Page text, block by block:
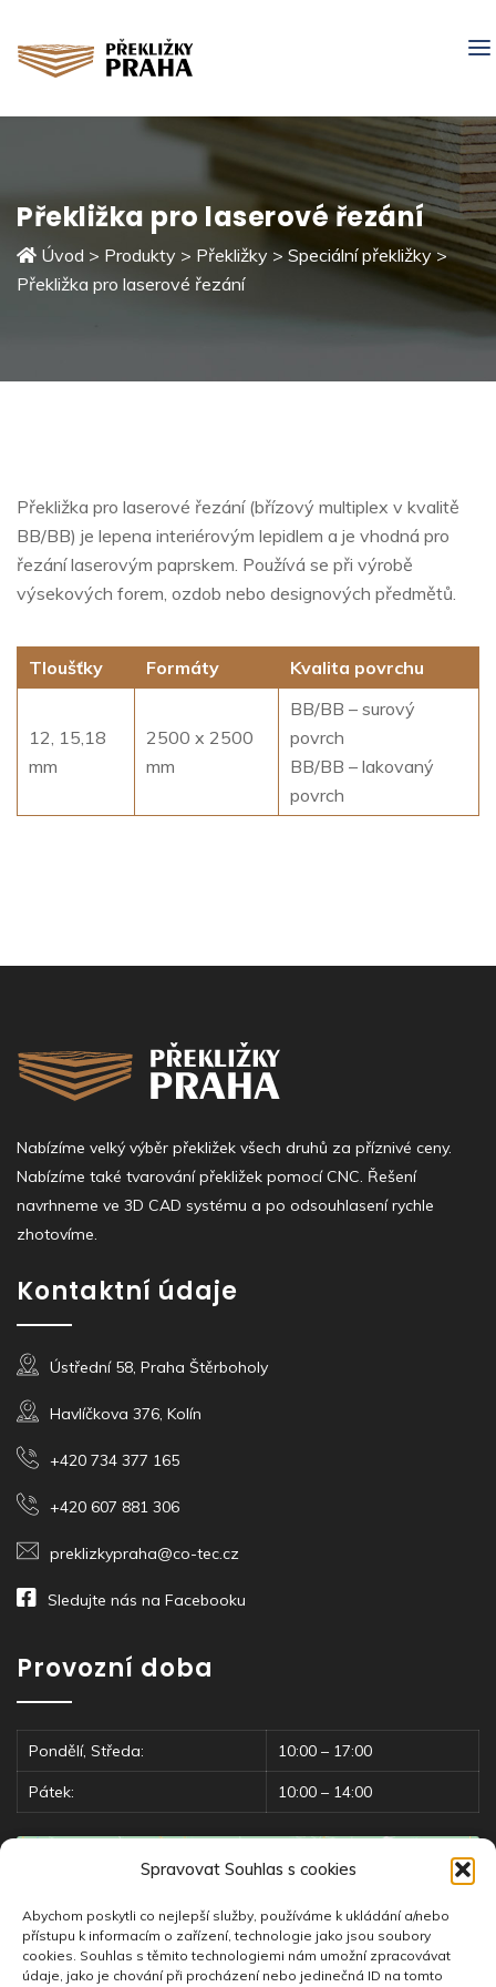
Spravovat Souhlas s cookies
Abychom poskytli co nejlepší služby, používáme k ukládání a/nebo
přístupu k informacím o zařízení, technologie jako jsou soubory
cookies. Souhlas s těmito technologiemi nám umožní zpracovávat
údaje, jako je chování při procházení nebo jedinečná ID na tomto
Překližka pro laserové řezání
Úvod > Produkty > Překližky > Speciální překližky>
Překližka pro laserové řezání
Překližka pro laserové řezání (břízový multiplex v kvalitě
BB/BB) je lepena interiérovým lepidlem a je vhodná pro
řezání laserovým paprskem. Používá se při výrobě
výsekových forem, ozdob nebo designových předmětů.
Tloušťky Formáty Kvalita povrchu
12, 15,18
mm
2500 x 2500
mm
BB/BB – surový
povrch
BB/BB – lakovaný
povrch
Nabízíme velký výběr překližek všech druhů za příznivé ceny.
Nabízíme také tvarování překližek pomocí CNC. Řešení
navrhneme ve 3D CAD systému a po odsouhlasení rychle
zhotovíme.
Kontaktní údaje
Ústřední 58, Praha Štěrboholy
Havlíčkova 376, Kolín
+420 734 377 165
+420 607 881 306
preklizkypraha@co-tec.cz
Sledujte nás na Facebooku
Provozní doba
Pondělí, Středa: 10:00 – 17:00
Pátek: 10:00 – 14:00